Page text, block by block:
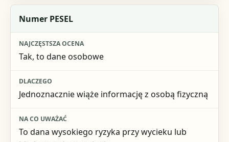
Numer PESEL
Tak, to dane osobowe
Jednoznacznie wiąże informację z osobą fizyczną
To dana wysokiego ryzyka przy wycieku lub